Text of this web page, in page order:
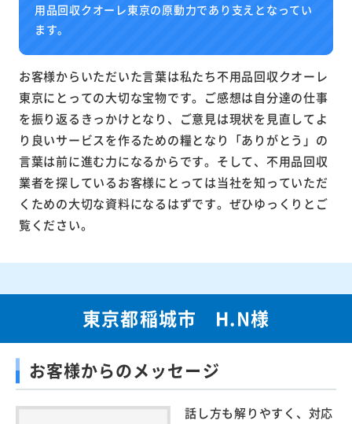
用品回収クオーレ東京の原動力であり支えとなってい
ます。
お客様からいただいた言葉は私たち不用品回収クオーレ
東京にとっての大切な宝物です。ご感想は自分達の仕事
を振り返るきっかけとなり、ご意見は現状を見直してよ
り良いサービスを作るための糧となり「ありがとう」の
言葉は前に進む力になるからです。そして、不用品回収
業者を探しているお客様にとっては当社を知っていただ
くための大切な資料になるはずです。ぜひゆっくりとご
覧ください。
東京都稲城市 H.N様
お客様からのメッセージ
話し方も解りやすく、対応